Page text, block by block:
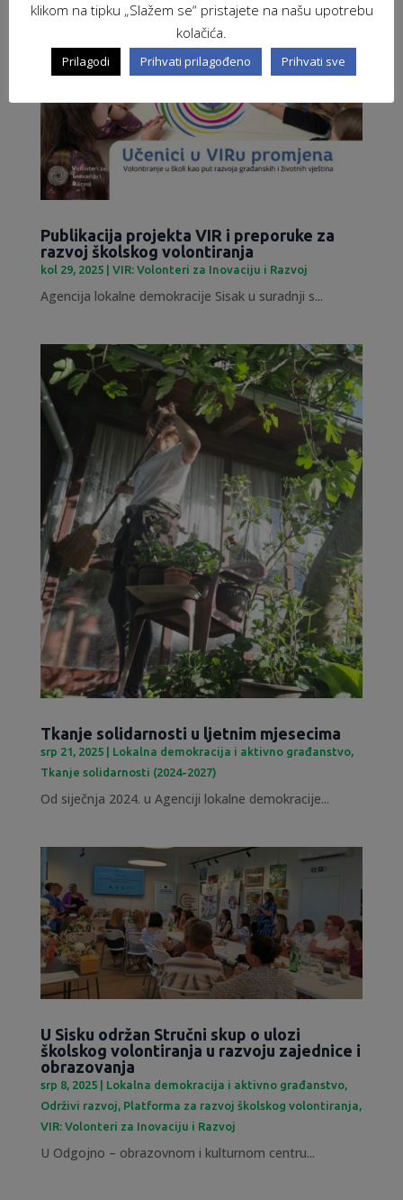
Publikacija projekta VIR i preporuke za
razvoj školskog volontiranja
kol 29, 2025| VIR: Volonteri za Inovaciju i Razvoj
Agencija lokalne demokracije Sisak u suradnji s...
Tkanje solidarnosti u ljetnim mjesecima
srp 21, 2025| Lokalna demokracija i aktivno građanstvo,
Tkanje solidarnosti (2024-2027)
Od siječnja 2024. u Agenciji lokalne demokracije...
U Sisku održan Stručni skup o ulozi
školskog volontiranja u razvoju zajednice i
obrazovanja
srp 8, 2025| Lokalna demokracija i aktivno građanstvo,
Održivi razvoj, Platforma za razvoj školskog volontiranja,
VIR: Volonteri za Inovaciju i Razvoj
U Odgojno – obrazovnom i kulturnom centru...
klikom na tipku „Slažem se“ pristajete na našu upotrebu
kolačića.
Prilagodi Prihvati prilagođeno Prihvati sve